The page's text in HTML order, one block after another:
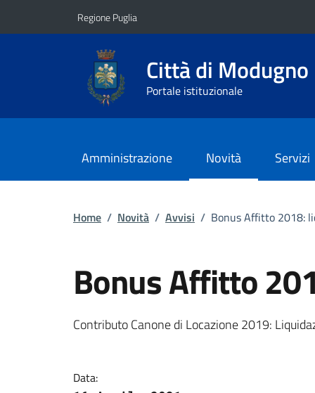
Regione Puglia
Città di Modugno
Portale istituzionale
Amministrazione Novità Servizi
Home / Novità / Avvisi / Bonus Affitto 2018:
Bonus Affitto
Dettagli della
Contributo Canone di Locazione 2019:
Data: